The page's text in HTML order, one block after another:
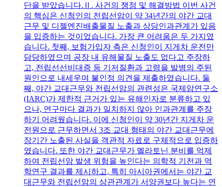
단을 받았습니다.Ⅱ. 사건의 쟁점 및 해결방법 이번 사건
의 핵심은 신청인의 전립선암이 약 34년간의 야간 교대
근무 및 디젤엔진배출물질 노출과 상당인과관계가 있음
을 입증하는 것이었습니다. 가장 큰 어려움은 두 가지였
습니다. 첫째, 보험가입자 측은 신청인이 지게차 운전만
담당하였으며 공장 내 유해물질 노출도 없다고 주장하
고, 전립선선비대증 등 기저질환과 고령을 발병의 주된
원인으로 내세우며 불인정 의견을 제출하였습니다. 둘
째, 야간 교대근무와 전립선암의 관련성은 국제암연구소
(IARC)가 제한적 근거가 있는 유해인자로 분류하고 있
으나, 연구마다 결과가 일치하지 않아 인과관계를 주장
하기 어려웠습니다. 이에 신청인이 약 30년간 지게차 운
전원으로 근무하면서 3조 교대 형태의 야간 교대근무에
장기간 노출된 사실을 객관적 자료로 구체적으로 입증하
였습니다. 또한 야간 교대근무가 멜라토닌 분비를 억제
하여 전립선암 발생 위험을 높인다는 의학적 기전과 역
학연구 결과를 제시하고, 특히 아시아권에서는 야간 교
대근무와 전립선암의 상관관계가 서양권보다 높다는 연